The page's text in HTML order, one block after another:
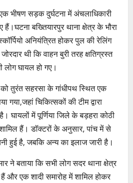
भीषण सड़क दुर्घटना में अंचलाधिकारी
बख्तियारपुर थाना क्षेत्र के भौरा
अनियंत्रित होकर पुल की रेलिंग
थी कि वाहन बुरी तरह क्षतिग्रस्त
घायल हो गए।
को तुरंत सहरसा के गांधीपथ स्थित एक
गया,जहां चिकित्सकों की टीम द्वारा
घायलों में पूर्णिया जिले के बड़हरा कोठी
हैं। डॉक्टरों के अनुसार, पांच में से
हुई है, जबकि अन्य का इलाज जारी है।
ने बताया कि सभी लोग सदर थाना क्षेत्र
और एक शादी समारोह में शामिल होकर